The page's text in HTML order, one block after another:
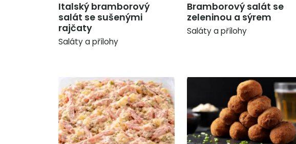
Italský bramborový
salát se sušenými
rajčaty
Saláty a přílohy
Bramborový salát se
zeleninou a sýrem
Saláty a přílohy